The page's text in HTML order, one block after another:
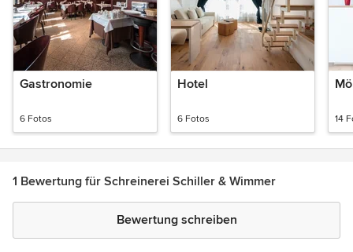
Gastronomie
6 Fotos
Hotel
6 Fotos 14
1 Bewertung für Schreinerei Schiller & Wimmer
Bewertung schreiben